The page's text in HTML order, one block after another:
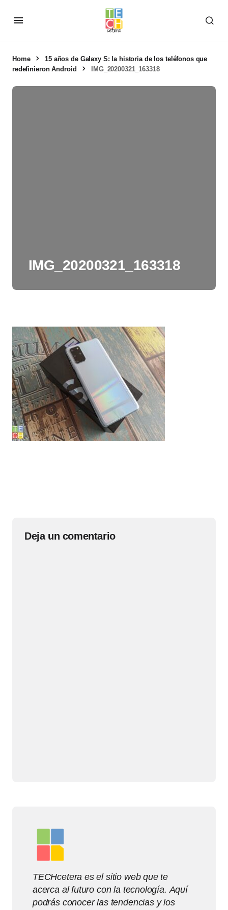
Home
15 años de Galaxy S: la historia de los teléfonos que
redefinieron Android
IMG_20200321_163318
IMG_20200321_163318
Deja un comentario
TECHcetera es el sitio web que te
acerca al futuro con la tecnología. Aquí
podrás conocer las tendencias y los